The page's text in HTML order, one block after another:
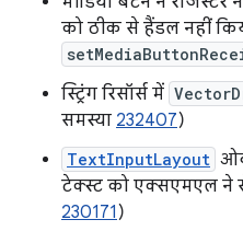
को ठीक से हैंडल नहीं
स्ट्रिंग रिसॉर्स में
समस्या 232407)
TextInputLayout
टेक्स्ट को एक्सएमएल ने
230171 )